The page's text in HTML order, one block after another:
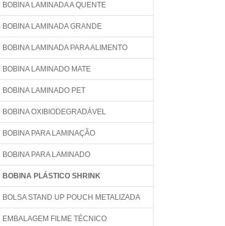
BOBINA LAMINADA A QUENTE
BOBINA LAMINADA GRANDE
BOBINA LAMINADA PARA ALIMENTO
BOBINA LAMINADO MATE
BOBINA LAMINADO PET
BOBINA OXIBIODEGRADÁVEL
BOBINA PARA LAMINAÇÃO
BOBINA PARA LAMINADO
BOBINA PLÁSTICO SHRINK
BOLSA STAND UP POUCH METALIZADA
EMBALAGEM FILME TÉCNICO